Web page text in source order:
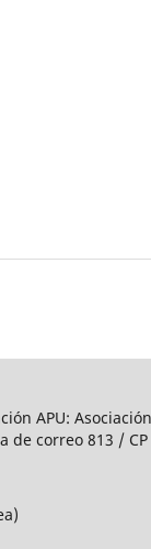
APU:
de correo 813 /